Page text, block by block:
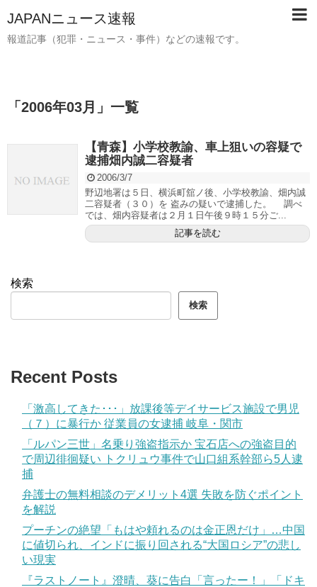
JAPANニュース速報
報道記事（犯罪・ニュース・事件）などの速報です。
「 2006年03月 」 一覧
【青森】小学校教諭、車上狙いの容疑で
逮捕畑内誠二容疑者
2006/3/7
野辺地署は５日、横浜町舘ノ後、小学校教諭、畑内誠
二容疑者（３０）を 盗みの疑いで逮捕した。 調べ
では、畑内容疑者は２月１日午後９時１５分ご...
記事を読む
検索
検索
Recent Posts
「激高してきた･･･」放課後等デイサービス施設で男児
（７）に暴行か 従業員の女逮捕 岐阜・関市
「ルパン三世」名乗り強盗指示か 宝石店への強盗目的
で周辺徘徊疑い トクリュウ事件で山口組系幹部ら5人逮
捕
弁護士の無料相談のデメリット4選 失敗を防ぐポイント
を解説
プーチンの絶望「もはや頼れるのは金正恩だけ」…中国
に値切られ、インドに振り回される“大国ロシア”の悲し
い現実
『ラストノート』澄晴、葵に告白「言ったー！」「ドキ